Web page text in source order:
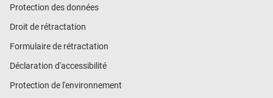
Protection des données
Droit de rétractation
Formulaire de rétractation
Déclaration d'accessibilité
Protection de l'environnement